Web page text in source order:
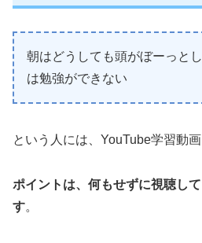
朝はどうしても頭がぼーっと
は勉強ができない
という人には、YouTube学習動
ポイントは、何もせずに視聴し
す。